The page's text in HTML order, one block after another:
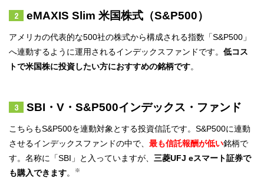
eMAXIS Slim 米国株式（S&P500）
アメリカの代表的な500社の株式から構成される指数「S&P500」
へ連動するように運用されるインデックスファンドです。 低コス
トで米国株に投資したい方におすすめの銘柄です。
SBI・V・S&P500インデックス・ファンド
こちらもS&P500を連動対象とする投資信託です。S&P500に連動
させるインデックスファンドの中で、 最も信託報酬が低い銘柄で
す。名称に「SBI」と入っていますが、 三菱UFJ eスマート証券で
も購入できます。 ※